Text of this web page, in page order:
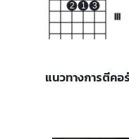
2 1 3
แนวทางการตีคอ